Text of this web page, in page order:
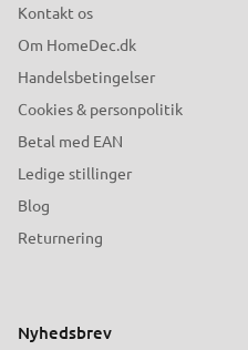
Kontakt os
Om HomeDec.dk
Handelsbetingelser
Cookies & personpolitik
Betal med EAN
Ledige stillinger
Blog
Returnering
Nyhedsbrev